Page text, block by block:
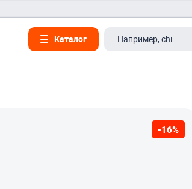
Каталог
-16%